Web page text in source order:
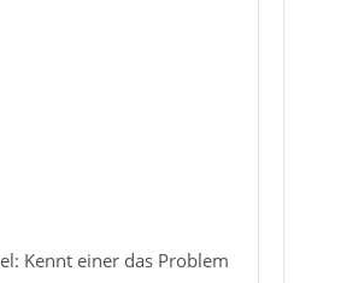
Kennt einer das Problem